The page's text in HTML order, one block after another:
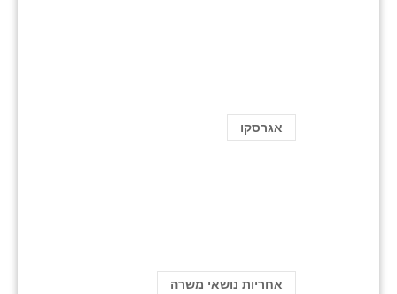
אגרסקו
אחריות נושאי משרה